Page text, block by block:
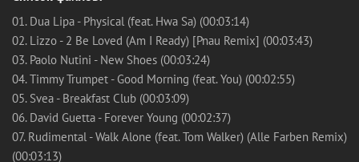
01. Dua Lipa - Physical (feat. Hwa Sa) (00:03:14)
02. Lizzo - 2 Be Loved (Am I Ready) [Pnau Remix] (00:03:43)
03. Paolo Nutini - New Shoes (00:03:24)
04. Timmy Trumpet - Good Morning (feat. You) (00:02:55)
05. Svea - Breakfast Club (00:03:09)
06. David Guetta - Forever Young (00:02:37)
07. Rudimental - Walk Alone (feat. Tom Walker) (Alle Farben Remix)
(00:03:13)